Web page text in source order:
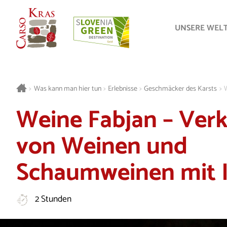
UNSERE
> Was kann man hier tun > Erlebnisse > Geschmäcker des Karsts >
Weine Fabjan –
von Weinen und
Schaumweinen mit
2 Stunden